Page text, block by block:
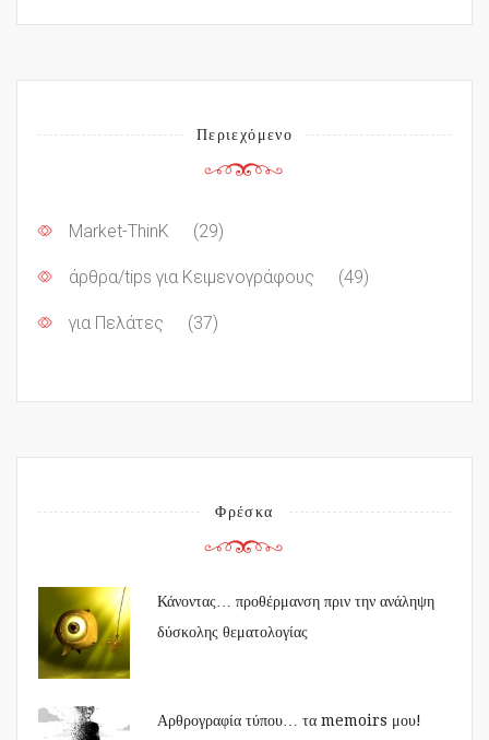
Περιεχόμενο
Market-ThinK (29)
άρθρα/tips για Κειμενογράφους (49)
για Πελάτες (37)
Φρέσκα
Κάνοντας… προθέρμανση πριν την ανάληψη
δύσκολης θεματολογίας
Αρθρογραφία τύπου… τα memoirs μου!